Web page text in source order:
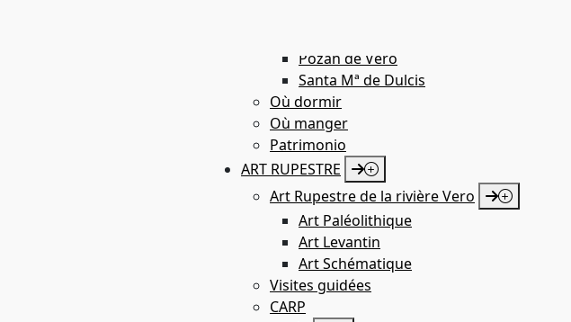
Pozán de Vero
Santa Mª de Dulcis
Où dormir
Où manger
Patrimonio
ART RUPESTRE
Art Rupestre de la rivière Vero
Art Paléolithique
Art Levantin
Art Schématique
Visites guidées
CARP